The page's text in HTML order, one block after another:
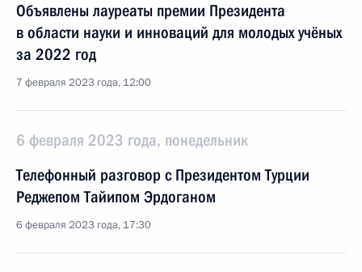
Объявлены лауреаты премии Президента
в области науки и инноваций для молодых учёных
за 2022 год
7 февраля 2023 года, 12:00
6 февраля 2023 года, понедельник
Телефонный разговор с Президентом Турции
Реджепом Тайипом Эрдоганом
6 февраля 2023 года, 17:30